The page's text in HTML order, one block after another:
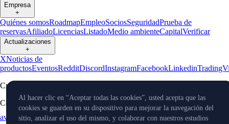
Empresa
+
Quiénes somosRoadmapEmpleoSociosSeguridadPrueba de
reservasAfiliadoLicenciasListadoMedio ambienteCapitalVerificar
Actualizaciones
+
XNoticias de
productosEventosRedditDiscordInstagramFacebookLinkedin
Cryptocurrency in Every Wallet™
Copyright © 2024 - 2026 Crypto.com. Todos los derechos reservados.
aviso de privacidadEstado Preferencias de cookies
Ubicación e
Al hacer clic en “Aceptar todas las cookies”, usted acepta que las
cookies se guarden en su dispositivo para mejorar la navegación del
sitio, analizar el uso del mismo, y colaborar con nuestros estudios